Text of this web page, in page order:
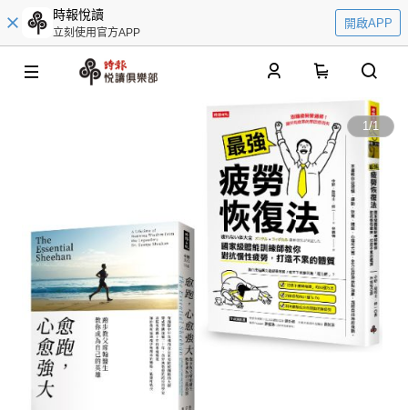
時報悅讀
立刻使用官方APP
開啟APP
1/1